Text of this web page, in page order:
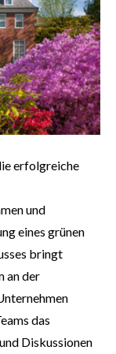
erfolgreiche
und
eines grünen
bringt
an der
das
Diskussionen